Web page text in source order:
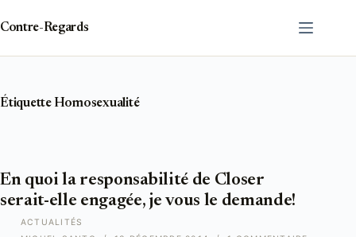
contenu
Contre-Regards
ÉtiquetteHomosexualité
ACTUALITÉS
En quoi la responsabilité de Closer
serait-elle engagée, je vous le demande!